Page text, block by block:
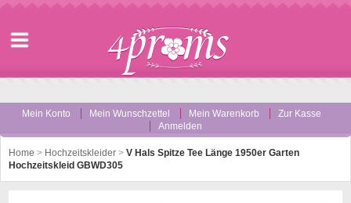
Mein Konto Mein Wunschzettel Mein Warenkorb
Zur Kasse
Anmelden
Home > Hochzeitskleider > V Hals Spitze Tee Länge 1950er Garten
Hochzeitskleid GBWD305